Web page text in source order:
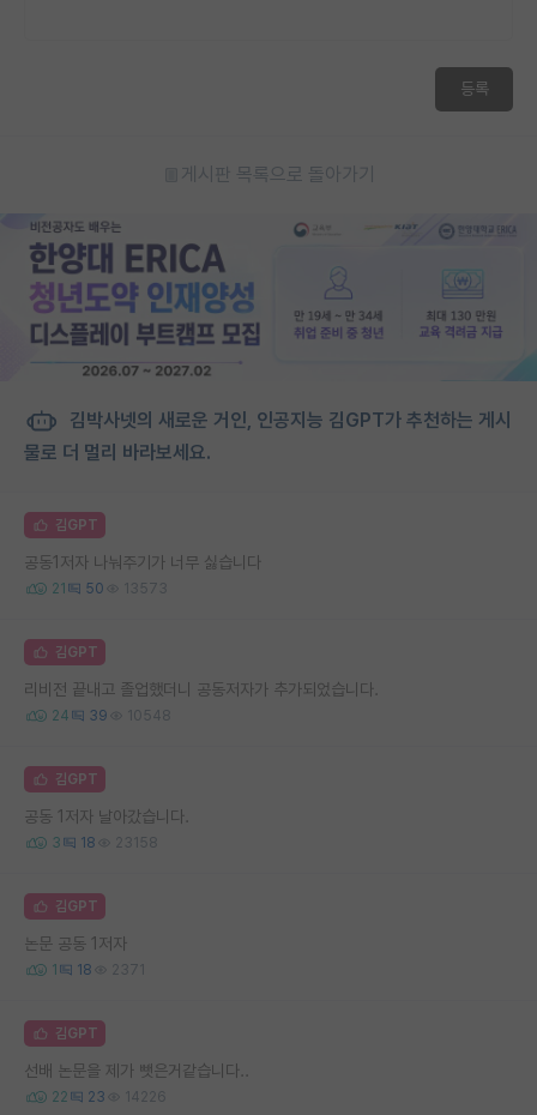
등록
게시판 목록으로 돌아가기
김박사넷의 새로운 거인, 인공지능 김GPT가 추천하는 게시
물로 더 멀리 바라보세요.
김GPT
공동1저자 나눠주기가 너무 싫습니다
21 50 13573
김GPT
리비전 끝내고 졸업했더니 공동저자가 추가되었습니다.
24 39 10548
김GPT
공동 1저자 날아갔습니다.
3 18 23158
김GPT
논문 공동 1저자
1 18 2371
김GPT
선배 논문을 제가 뺏은거같습니다..
22 23 14226